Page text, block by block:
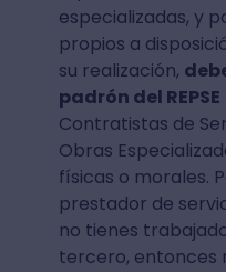
especializadas, y
propios a
su realización,
padrón del REPSE
Contratistas de
Obras
físicas o morales.
prestador de
no tienes
tercero, entonces